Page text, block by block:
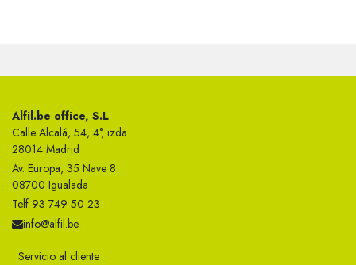
Alfil.be office, S.L
Calle Alcalá, 54, 4°, izda.
28014 Madrid
Av. Europa, 35 Nave 8
08700 Igualada
Telf 93 749 50 23
info@alfil.be
Servicio al cliente